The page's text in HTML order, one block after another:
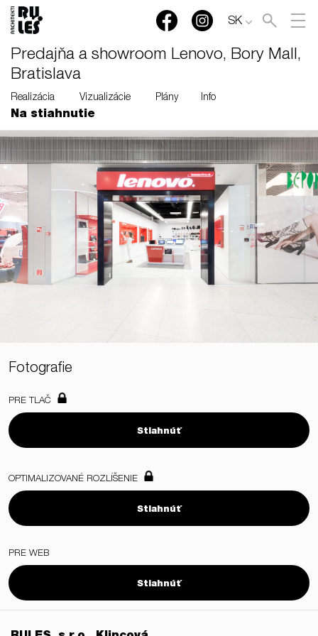
SK
Predajňa a showroom Lenovo, Bory Mall,
Bratislava
Realizácia Vizualizácie Plány Info
Na stiahnutie
Fotografie
PRE TLAČ
Stiahnúť
OPTIMALIZOVANÉ ROZLÍŠENIE
Stiahnúť
PRE WEB
Stiahnúť